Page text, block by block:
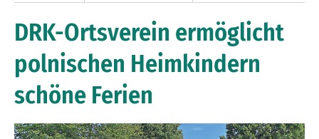
DRK-Ortsverein ermöglicht
polnischen Heimkindern
schöne Ferien